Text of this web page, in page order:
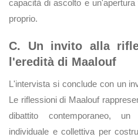
capacità di ascolto e
proprio.
C. Un invito alla
l'eredità di Maalouf
L'intervista si conclude con un
Le riflessioni di Maalouf
dibattito contemporaneo,
individuale e collettiva per